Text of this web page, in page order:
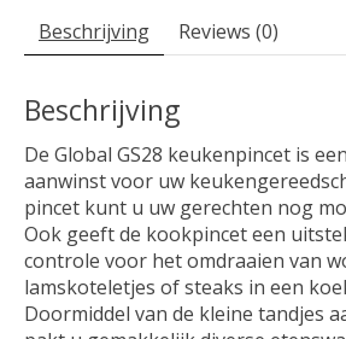
Beschrijving Reviews (0)
Beschrijving
De Global GS28 keukenpincet is
aanwinst voor uw
pincet kunt u uw gerechten nog
Ook geeft de kookpincet een
controle voor het omdraaien van
lamskoteletjes of steaks in een
Doormiddel van de kleine tandjes